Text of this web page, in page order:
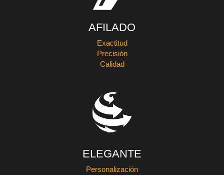
AFILADO
Exactitud
Precisión
Calidad
ELEGANTE
Personalización